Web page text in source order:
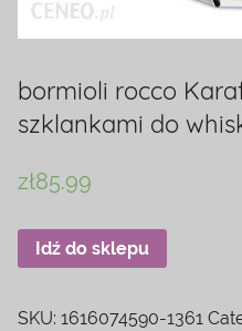
bormioli rocco
szklankami do
zł85.99
Idź do sklepu
SKU: 1616074590-1361